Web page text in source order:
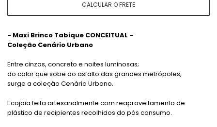
CALCULAR O FRETE
- Maxi Brinco Tabique CONCEITUAL -
Coleção Cenário Urbano
Entre cinzas, concreto e noites luminosas;
do calor que sobe do asfalto das grandes metrópoles,
surge a coleção Cenário Urbano.
Ecojoia feita artesanalmente com reaproveitamento de
plástico de recipientes recolhidos do pós consumo.